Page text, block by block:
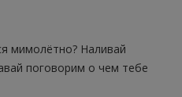
мимолётно? Наливай
поговорим о чем тебе